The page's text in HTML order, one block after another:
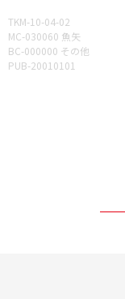
TKM-10-04-02
MC-030060 魚矢
BC-000000 その他
PUB-20010101